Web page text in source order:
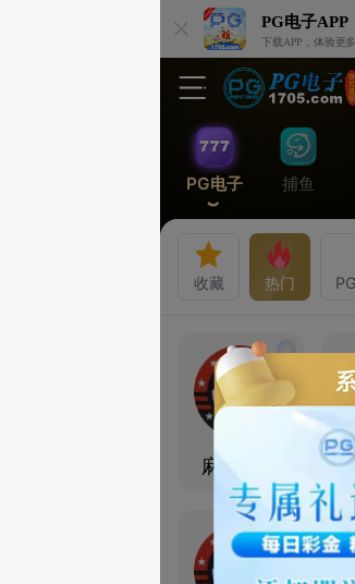
PG电子APP
下载APP，体验更
PG电子 捕鱼
收藏 热门
麻将胡了